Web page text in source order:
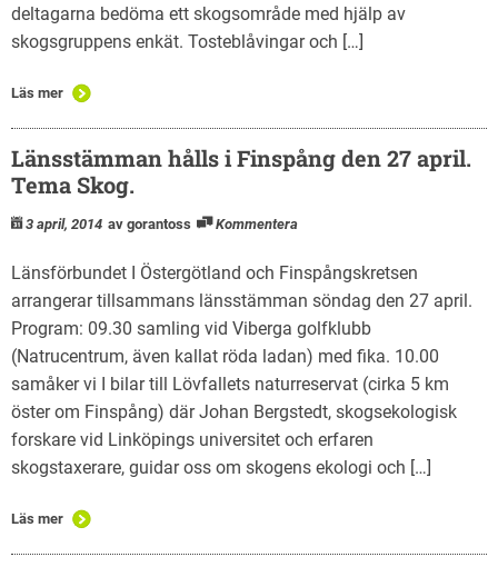
deltagarna bedöma ett skogsområde med hjälp av
skogsgruppens enkät. Tosteblåvingar och […]
Läs mer
Länsstämman hålls i Finspång den 27 april.
Tema Skog.
3 april, 2014 av gorantoss Kommentera
Länsförbundet I Östergötland och Finspångskretsen
arrangerar tillsammans länsstämman söndag den 27 april.
Program: 09.30 samling vid Viberga golfklubb
(Natrucentrum, även kallat röda ladan) med fika. 10.00
samåker vi I bilar till Lövfallets naturreservat (cirka 5 km
öster om Finspång) där Johan Bergstedt, skogsekologisk
forskare vid Linköpings universitet och erfaren
skogstaxerare, guidar oss om skogens ekologi och […]
Läs mer